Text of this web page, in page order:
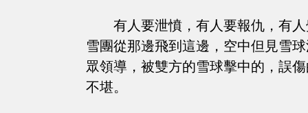
有人要泄憤，有人要報仇，有
雪團從那邊飛到這邊，空中但見雪
眾領導，被雙方的雪球擊中的，誤
不堪。